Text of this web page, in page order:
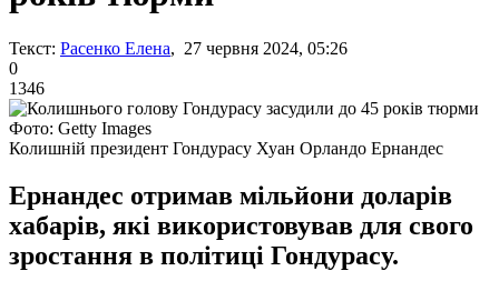
Текст: Расенко Елена, 27 червня 2024, 05:26
0
1346
Фото: Getty Images
Колишній президент Гондурасу Хуан Орландо Ернандес
Ернандес отримав мільйони доларів
хабарів, які використовував для свого
зростання в політиці Гондурасу.